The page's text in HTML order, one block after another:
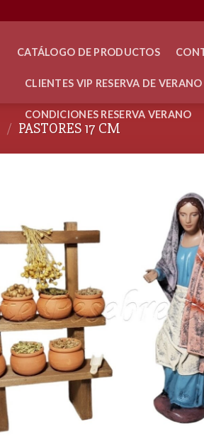
CATÁLOGO DE PRODUCTOS
CLIENTES VIP RESERVA DE VERANO
CONDICIONES RESERVA VERANO
/ PASTORES 17 CM